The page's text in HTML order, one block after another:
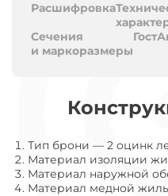
Расшифровка
Сечения
и маркоразмеры
Гост
Тип брони — 2 оцинк
Материал изоляции
Материал наружной
Материал медной